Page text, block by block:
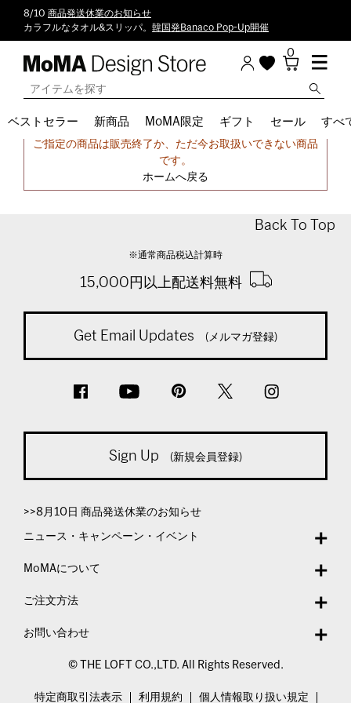
8/10 商品発送休業のお知らせ
カラフルなタオル&スリッパ。 韓国発Banaco Pop-Up開催
0
ベストセラー 新商品 MoMA限定 ギフト セール すべ
申し訳ございません。
ご指定の商品は販売終了か、ただ今お取扱いできない商品
です。
ホームへ戻る
Back To Top
※通常商品税込計算時
15,000円以上配送料無料
Get Email Updates (メルマガ登録)
Sign Up (新規会員登録)
>>8月10日 商品発送休業のお知らせ
ニュース・キャンペーン・イベント
MoMAについて
ご注文方法
お問い合わせ
© THE LOFT CO.,LTD. All Rights Reserved.
特定商取引法表示 利用規約 個人情報取り扱い規定